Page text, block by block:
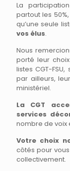
La
partout les
qu’une seule
vos élus.
Nous
porté leur
listes CGT-
par ailleurs,
ministériel.
La CGT
services
nombre de voix
Votre choix
côtés pour
collectivement.